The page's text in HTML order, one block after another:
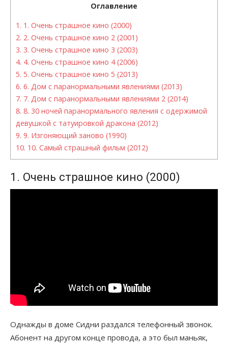
Оглавление
1. 1. Очень страшное кино (2000)
2. 2. Очень страшное кино 2 (2001)
3. 3. Очень страшное кино 3 (2003)
4. 4. Очень страшное кино 4 (2006)
5. 5. Очень страшное кино 5 (2013)
6. 6. Дом с паранормальными явлениями (2013)
7. 7. Дом с паранормальными явлениями 2 (2014)
8. 8. 30 ночей паранормального явления с одержимой
девушкой с татуировкой дракона (2012)
9. 9. Изгоняющий заново (1990)
10. 10. Самый страшный фильм (2012)
1. Очень страшное кино (2000)
Однажды в доме Сидни раздался телефонный звонок.
Абонент на другом конце провода, а это был маньяк,